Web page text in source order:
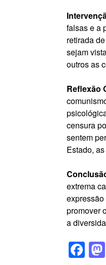
falsas e a
retirada
sejam
outros as
Reflexão
censura
sentem
Estado,
extrema
promover
a